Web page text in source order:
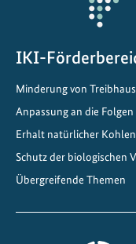
IKI-
Minderung von
Anpassung an die
Erhalt natürlicher
Schutz der biologischen
Übergreifende Themen